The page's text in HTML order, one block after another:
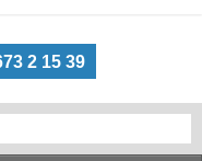
2 15 39